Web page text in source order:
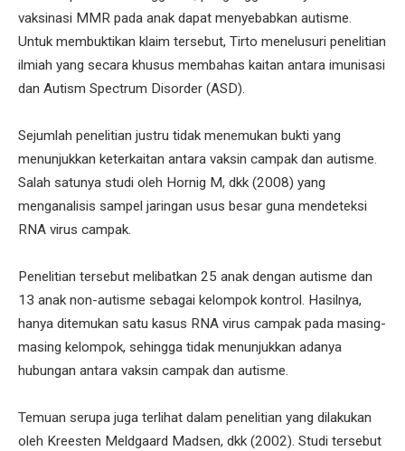
vaksinasi MMR pada anak dapat menyebabkan autisme.
Untuk membuktikan klaim tersebut, Tirto menelusuri penelitian
ilmiah yang secara khusus membahas kaitan antara imunisasi
dan Autism Spectrum Disorder (ASD).
Sejumlah penelitian justru tidak menemukan bukti yang
menunjukkan keterkaitan antara vaksin campak dan autisme.
Salah satunya studi oleh Hornig M, dkk (2008) yang
menganalisis sampel jaringan usus besar guna mendeteksi
RNA virus campak.
Penelitian tersebut melibatkan 25 anak dengan autisme dan
13 anak non-autisme sebagai kelompok kontrol. Hasilnya,
hanya ditemukan satu kasus RNA virus campak pada masing-
masing kelompok, sehingga tidak menunjukkan adanya
hubungan antara vaksin campak dan autisme.
Temuan serupa juga terlihat dalam penelitian yang dilakukan
oleh Kreesten Meldgaard Madsen, dkk (2002). Studi tersebut